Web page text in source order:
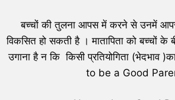
बच्चों की तुलना आपस में करने से उनमें आपस
विकसित हो सकती है । मातापिता को बच्चों के
उगाना है न कि किसी प्रतियोगिता (भेदभाव
to be a Good